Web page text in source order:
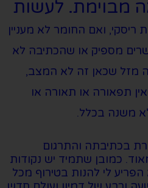
מבוימת. לעשות
ריסקי, ואם החומר לא מעניין
מספיק או שהכתיבה לא
מזל שכאן זה לא המצב,
תפאורה או תאורה או
משנה בכלל.
בכתיבתה והתרגום
כמובן שתמיד יש נקודות
לי להנות בטירוף מכל